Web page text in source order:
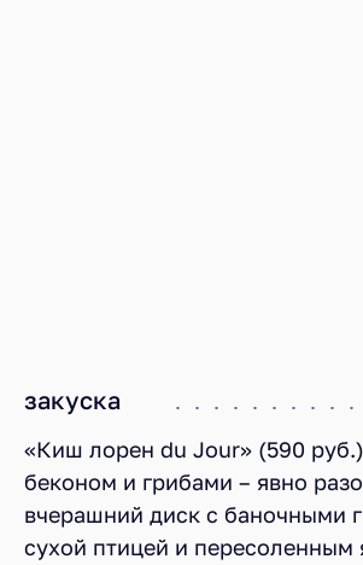
закуска
«Киш лорен du Jour» (590
беконом и грибами – явно
вчерашний диск с баночными
сухой птицей и